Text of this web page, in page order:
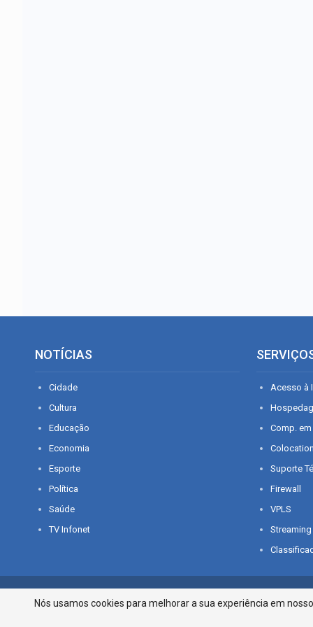
NOTÍCIAS
Cidade
Cultura
Educação
Economia
Esporte
Política
Saúde
TV Infonet
Acesso à
Comp.
Suporte
Firewall
VPLS
Streaming
© 2026 - O que é notícia em Sergipe. Todos os direitos reservados.
Nós usamos cookies para melhorar a sua experiência em